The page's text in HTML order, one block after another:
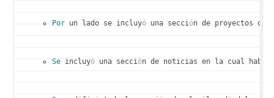
Por un lado se incluyó una sección de proyectos
Se incluyó una secci ón de noticias en la cual